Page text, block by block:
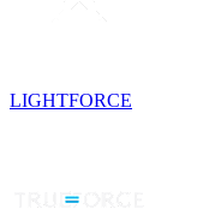
LIGHTFORCE